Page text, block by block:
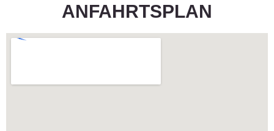
ANFAHRTSPLAN